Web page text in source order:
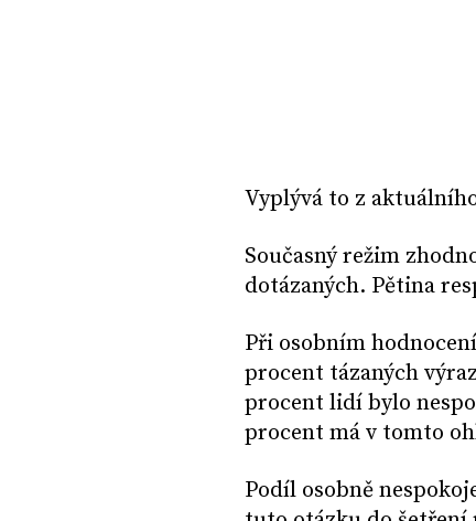
Vyplývá to z
Současný režim
dotázaných. Pětina
Při osobním
procent tázaných
procent lidí bylo
procent má v tomto
Podíl osobně